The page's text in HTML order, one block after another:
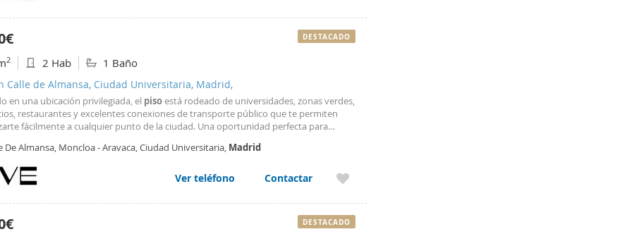
2 2 Hab 1 Baño
Calle de Almansa, Ciudad Universitaria, Madrid,
en una ubicación privilegiada, el pisoestá rodeado de universidades, zonas verdes,
restaurantes y excelentes conexiones de transporte público que te permiten
fácilmente a cualquier punto de la ciudad. Una oportunidad perfecta para
ha sidoreformaday amueblada
De Almansa, Moncloa - Aravaca, Ciudad Universitaria, Madrid
Ver teléfono Contactar
DESTACADO
DESTACADO